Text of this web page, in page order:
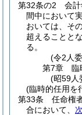
第32条の2
会
間中において
おいては、そ
超えることと
る。
(令2人
第7章
臨
(昭59人
(臨時的任用を
第33条
任命権
合において、